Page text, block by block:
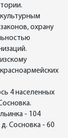
охрану
4 населенных
- 104
Сосновка - 60